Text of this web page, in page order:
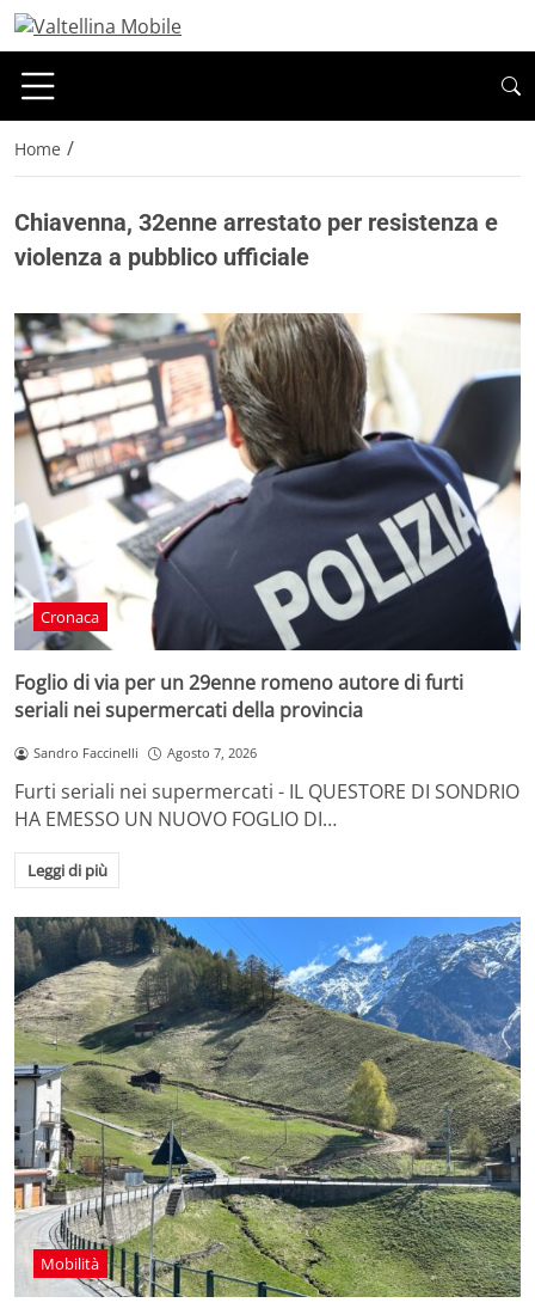
Home /
Chiavenna, 32enne arrestato per resistenza e
violenza a pubblico ufficiale
Cronaca
Foglio di via per un 29enne romeno autore di furti
seriali nei supermercati della provincia
Sandro Faccinelli Agosto 7, 2026
Furti seriali nei supermercati - IL QUESTORE DI SONDRIO
HA EMESSO UN NUOVO FOGLIO DI…
Leggi di più
Mobilità